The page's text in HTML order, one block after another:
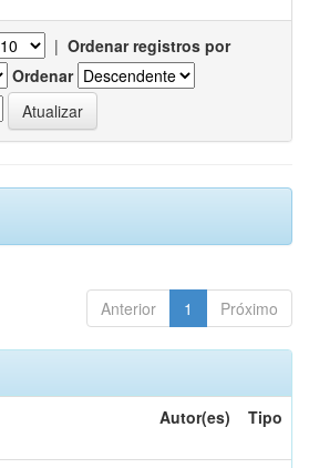
| Ordenar registros por
Ordenar
Anterior 1 Próximo
Autor(es) Tipo